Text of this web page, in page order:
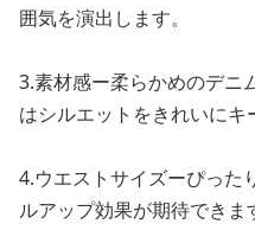
囲気を演出します。
3.素材感ー柔らかめのデニ
はシルエットをきれいにキ
4.ウエストサイズーぴった
ルアップ効果が期待できま